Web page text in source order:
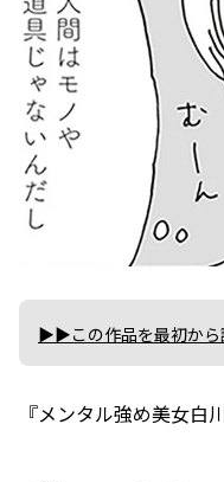
▶▶この作品を最初から
『メンタル強め美女白